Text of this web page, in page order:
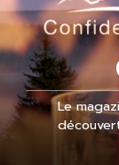
Le